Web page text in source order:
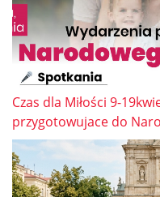
Czas dla Miłości 9-
przygotowujace do